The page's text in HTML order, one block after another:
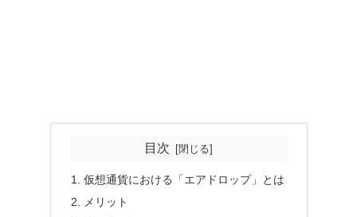
目次
仮想通貨における「エアドロップ」とは
メリット